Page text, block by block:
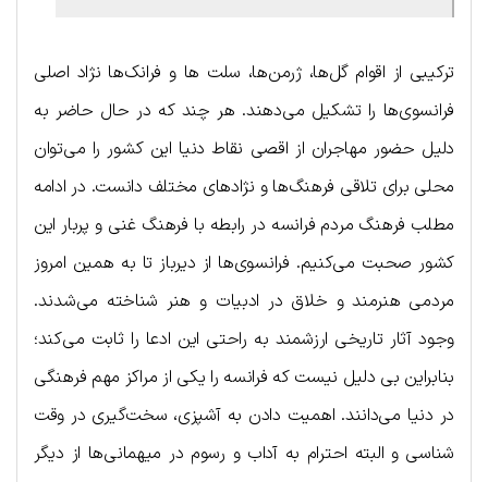
ترکیبی از اقوام گل‌ها، ژرمن‌ها، سلت ها و فرانک‌ها نژاد اصلی
فرانسوی‌ها را تشکیل می‌دهند. هر چند که در حال حاضر به
دلیل حضور مهاجران از اقصی نقاط دنیا این کشور را می‌توان
محلی برای تلاقی فرهنگ‌ها و نژادهای مختلف دانست. در ادامه
مطلب فرهنگ مردم فرانسه در رابطه با فرهنگ غنی و پربار این
کشور صحبت می‌کنیم. فرانسوی‌ها از دیرباز تا به همین امروز
مردمی هنرمند و خلاق در ادبیات و هنر شناخته می‌شدند.
وجود آثار تاریخی ارزشمند به راحتی این ادعا را ثابت می‌کند؛
بنابراین بی دلیل نیست که فرانسه را یکی از مراکز مهم فرهنگی
در دنیا می‌دانند. اهمیت دادن به آشپزی، سخت‌گیری در وقت
شناسی و البته احترام به آداب و رسوم در میهمانی‌ها از دیگر